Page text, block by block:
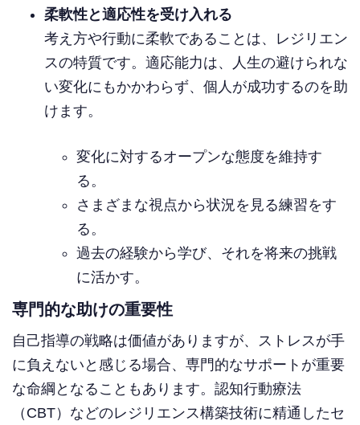
柔軟性と適応性を受け入れる
考え方や行動に柔軟であることは、レジリエン
スの特質です。適応能力は、人生の避けられな
い変化にもかかわらず、個人が成功するのを助
けます。
変化に対するオープンな態度を維持す
る。
さまざまな視点から状況を見る練習をす
る。
過去の経験から学び、それを将来の挑戦
に活かす。
専門的な助けの重要性
自己指導の戦略は価値がありますが、ストレスが手
に負えないと感じる場合、専門的なサポートが重要
な命綱となることもあります。認知行動療法
（CBT）などのレジリエンス構築技術に精通したセ